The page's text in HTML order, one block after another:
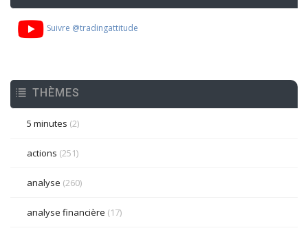
Suivre @tradingattitude
THÈMES
5 minutes (2)
actions (251)
analyse (260)
analyse financière (17)